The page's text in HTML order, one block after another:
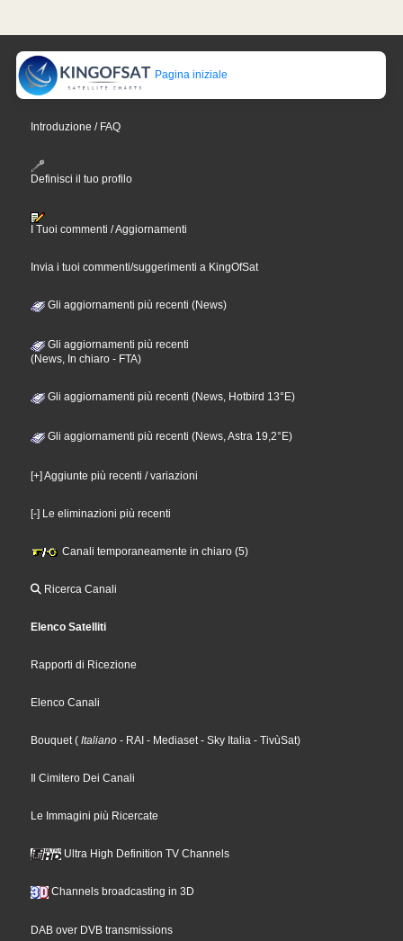
Pagina iniziale
Introduzione / FAQ
Definisci il tuo profilo
I Tuoi commenti / Aggiornamenti
Invia i tuoi commenti/suggerimenti a KingOfSat
Gli aggiornamenti più recenti (News)
Gli aggiornamenti più recenti
(News, In chiaro - FTA)
Gli aggiornamenti più recenti (News, Hotbird 13°E)
Gli aggiornamenti più recenti (News, Astra 19,2°E)
[+] Aggiunte più recenti / variazioni
[-] Le eliminazioni più recenti
Canali temporaneamente in chiaro (5)
Ricerca Canali
Elenco Satelliti
Rapporti di Ricezione
Elenco Canali
Bouquet ( Italiano - RAI - Mediaset - Sky Italia - TivùSat)
Il Cimitero Dei Canali
Le Immagini più Ricercate
Ultra High Definition TV Channels
Channels broadcasting in 3D
DAB over DVB transmissions